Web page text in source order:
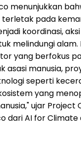
menunjukkan
terletak pada
koordinasi,
melindungi alam.
yang berfokus
asasi manusia,
seperti
yang
ujar Project
dari AI for Climate